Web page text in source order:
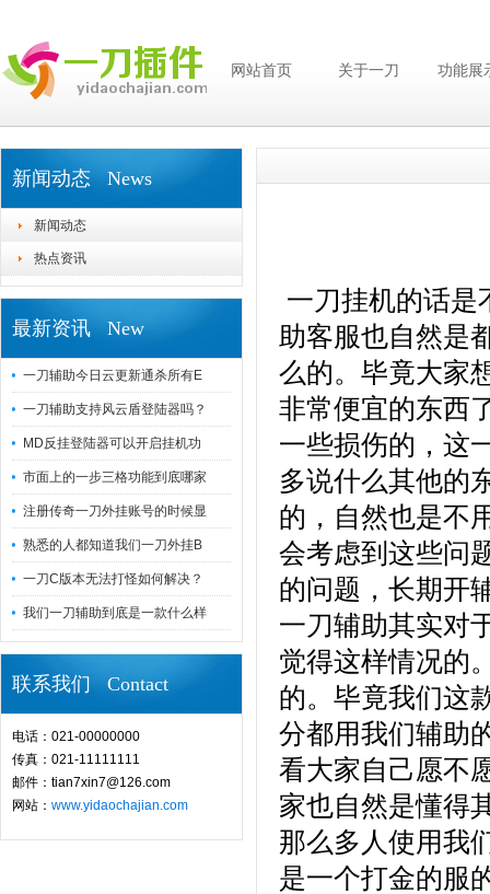
网站首页 关于一刀 功能展
新闻动态 News
新闻动态
热点资讯
最新资讯 New
一刀辅助今日云更新通杀所有E
一刀辅助支持风云盾登陆器吗？
MD反挂登陆器可以开启挂机功
市面上的一步三格功能到底哪家
注册传奇一刀外挂账号的时候显
熟悉的人都知道我们一刀外挂B
一刀C版本无法打怪如何解决？
我们一刀辅助到底是一款什么样
联系我们 Contact
电话：021-00000000
传真：021-11111111
邮件：tian7xin7@126.com
网站： www.yidaochajian.com
一刀挂机的话是
助客服也自然是
么的。毕竟大家
非常便宜的东西
一些损伤的，这
多说什么其他的
的，自然也是不
会考虑到这些问
的问题，长期开
一刀辅助其实对
觉得这样情况的
的。毕竟我们这
分都用我们辅助
看大家自己愿不
家也自然是懂得
那么多人使用我
是一个打金的服